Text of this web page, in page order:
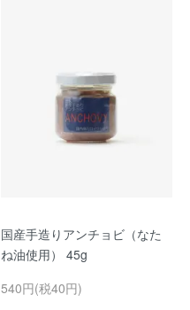
国産手造りアンチョビ（なた
ね油使用） 45g
540円(税40円)